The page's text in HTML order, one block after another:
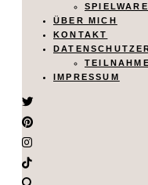
ÜBER MICH
KONTAKT
IMPRESSUM